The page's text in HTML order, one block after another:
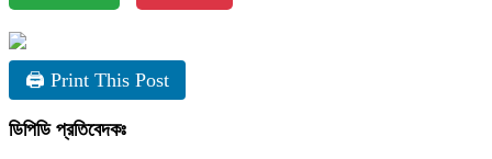
🖨 Print This Post
ডিপিডি প্রতিবেদকঃ